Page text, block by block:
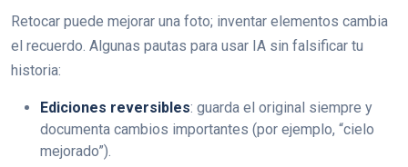
Retocar puede mejorar una foto; inventar elementos cambia
el recuerdo. Algunas pautas para usar IA sin falsificar tu
historia:
Ediciones reversibles: guarda el original siempre y
documenta cambios importantes (por ejemplo, “cielo
mejorado”).